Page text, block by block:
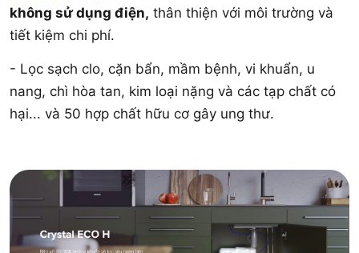
không sử dụng điện, thân thiện với môi trường và
tiết kiệm chi phí.
- Lọc sạch clo, cặn bẩn, mầm bệnh, vi khuẩn, u
nang, chì hòa tan, kim loại nặng và các tạp chất có
hại... và 50 hợp chất hữu cơ gây ung thư.